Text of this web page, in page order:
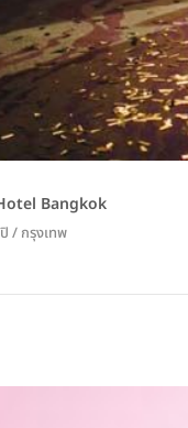
Bangkok
/ กรุงเทพ